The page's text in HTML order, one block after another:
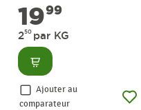
1999
250 par KG
Consulter
Ajouter au
comparateur